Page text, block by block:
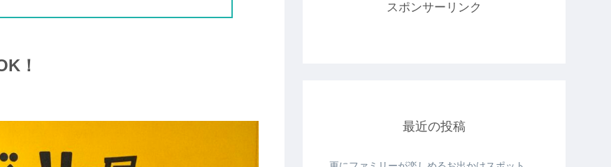
！
スポンサーリンク
最近の投稿